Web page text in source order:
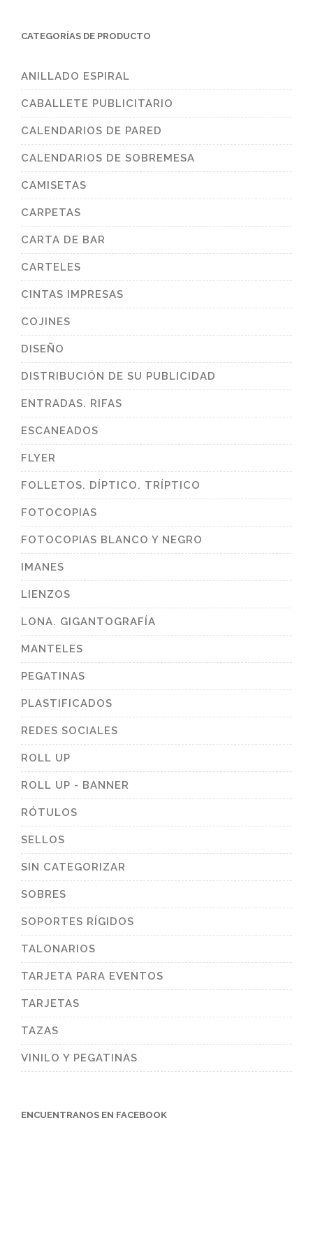
CATEGORÍAS DE PRODUCTO
ANILLADO ESPIRAL
CABALLETE PUBLICITARIO
CALENDARIOS DE PARED
CALENDARIOS DE SOBREMESA
CAMISETAS
CARPETAS
CARTA DE BAR
CARTELES
CINTAS IMPRESAS
COJINES
DISEÑO
DISTRIBUCIÓN DE SU PUBLICIDAD
ENTRADAS. RIFAS
ESCANEADOS
FLYER
FOLLETOS. DÍPTICO. TRÍPTICO
FOTOCOPIAS
FOTOCOPIAS BLANCO Y NEGRO
IMANES
LIENZOS
LONA. GIGANTOGRAFÍA
MANTELES
PEGATINAS
PLASTIFICADOS
REDES SOCIALES
ROLL UP
ROLL UP - BANNER
RÓTULOS
SELLOS
SIN CATEGORIZAR
SOBRES
SOPORTES RÍGIDOS
TALONARIOS
TARJETA PARA EVENTOS
TARJETAS
TAZAS
VINILO Y PEGATINAS
ENCUENTRANOS EN FACEBOOK